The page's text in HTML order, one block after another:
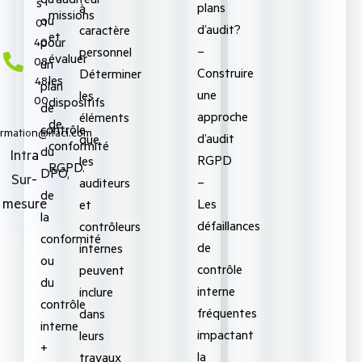
Intra
Sur-
mesure
‭01
40
08
48
00‬
missions
et
évaluer
les
dispositifs
de
conformité
RGPD.
ou
pour
un
plan
de
contrôle
du
DPO,
de
la
conformité
ou
du
contrôle
interne
+
à
caractère
personnel
Déterminer
les
éléments
que
les
auditeurs
et
contrôleurs
internes
peuvent
inclure
dans
leurs
travaux
plans
d’audit?
–
Construire
une
approche
d’audit
RGPD
–
Les
défaillances
de
contrôle
interne
fréquentes
impactant
la